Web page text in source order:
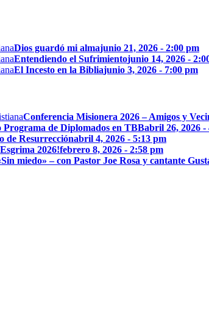
Dios guardó mi almajunio 21, 2026 - 2:00 pm
Entendiendo el Sufrimientojunio 14, 2026 -
El Incesto en la Bibliajunio 3, 2026 - 7:00 pm
Conferencia Misionera 2026 – Amigos y
Programa de Diplomados en TBBabril 26, 2026 -
de Resurrecciónabril 4, 2026 - 5:13 pm
2026!febrero 8, 2026 - 2:58 pm
miedo» – con Pastor Joe Rosa y cantante